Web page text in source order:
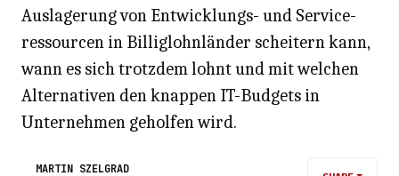
Auslagerung von Entwicklungs- und Service­
ressourcen in Billiglohnländer scheitern kann,
wann es sich trotzdem lohnt und mit welchen
Alternativen den knappen IT-Budgets in
Unternehmen geholfen wird.
MARTIN SZELGRAD